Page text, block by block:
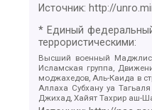
Источник: http://
* Единый
террористическими:
Высший военный
Исламская группа,
моджахедов, Аль-Каида в
Аллаха Субхану уа
Джихад, Хайят Тахрир аш-